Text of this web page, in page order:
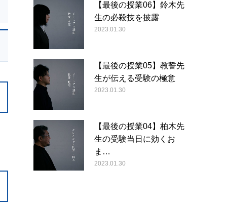
【最後の授業06】鈴木先
生の必殺技を披露
2023.01.30
【最後の授業05】教誓先
生が伝える受験の極意
2023.01.30
【最後の授業04】柏木先
生の受験当日に効くお
ま…
2023.01.30